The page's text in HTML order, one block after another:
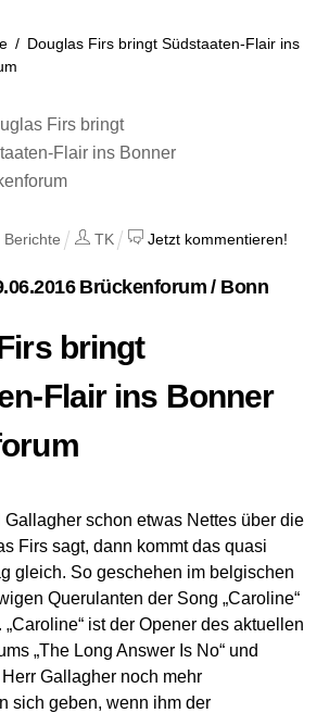
/ Douglas Firs bringt Südstaaten-Flair ins
Berichte TK Jetzt kommentieren!
Brückenforum / Bonn
bringt
Flair ins Bonner
schon etwas Nettes über die
Firs sagt, dann kommt das quasi
gleich. So geschehen im belgischen
Querulanten der Song „Caroline“
ist der Opener des aktuellen
„The Long Answer Is No“ und
Gallagher noch mehr
sich geben, wenn ihm der